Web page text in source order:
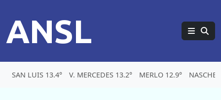
ANSL
SAN LUIS 13.4° V. MERCEDES 13.2° MERLO 12.9°